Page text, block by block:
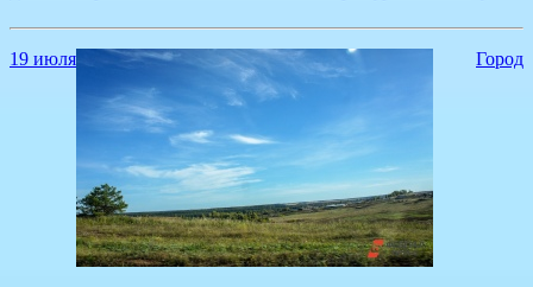
19 июля Город